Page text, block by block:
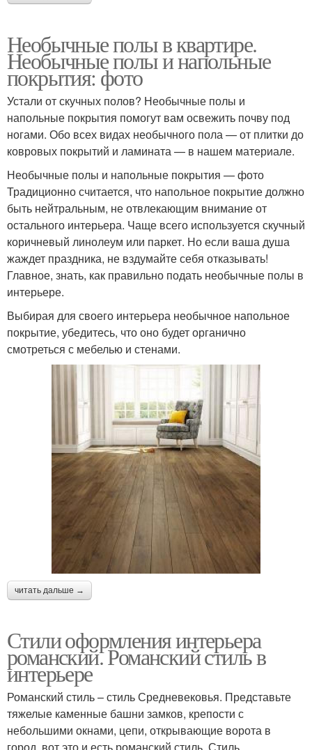
Необычные полы в квартире.
Необычные полы и напольные
покрытия: фото
Устали от скучных полов? Необычные полы и
напольные покрытия помогут вам освежить почву под
ногами. Обо всех видах необычного пола — от плитки до
ковровых покрытий и ламината — в нашем материале.
Необычные полы и напольные покрытия — фото
Традиционно считается, что напольное покрытие должно
быть нейтральным, не отвлекающим внимание от
остального интерьера. Чаще всего используется скучный
коричневый линолеум или паркет. Но если ваша душа
жаждет праздника, не вздумайте себя отказывать!
Главное, знать, как правильно подать необычные полы в
интерьере.
Выбирая для своего интерьера необычное напольное
покрытие, убедитесь, что оно будет органично
смотреться с мебелью и стенами.
читать дальше →
Стили оформления интерьера
романский. Романский стиль в
интерьере
Романский стиль – стиль Средневековья. Представьте
тяжелые каменные башни замков, крепости с
небольшими окнами, цепи, открывающие ворота в